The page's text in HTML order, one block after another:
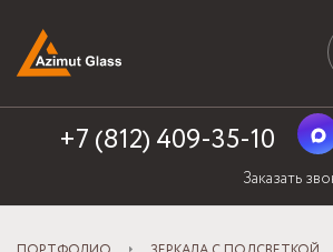
+7 (812) 409-35-10
Заказать